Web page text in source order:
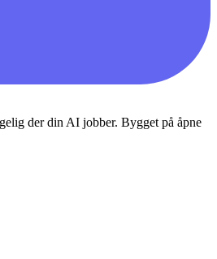
der din AI jobber. Bygget på åpne